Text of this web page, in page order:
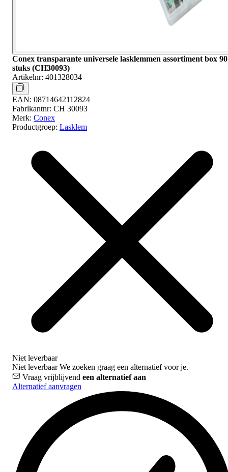
Conex transparante universele lasklemmen assortiment box 90
stuks (CH30093)
Artikelnr: 401328034
EAN: 08714642112824
Fabrikantnr: CH 30093
Merk: Conex
Productgroep: Lasklem
Niet leverbaar
Niet leverbaarWe zoeken graag een alternatief voor je.
Vraag vrijblijvend een alternatief aan
Alternatief aanvragen